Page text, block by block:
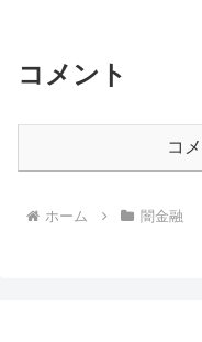
コメント
コ
ホーム 闇金融